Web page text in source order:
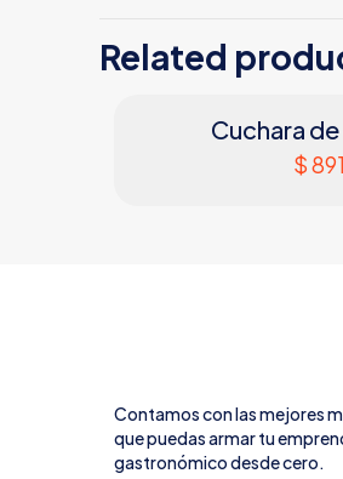
Related
Cuchara
$
Contamos con las mejores
que puedas armar tu
gastronómico desde cero.